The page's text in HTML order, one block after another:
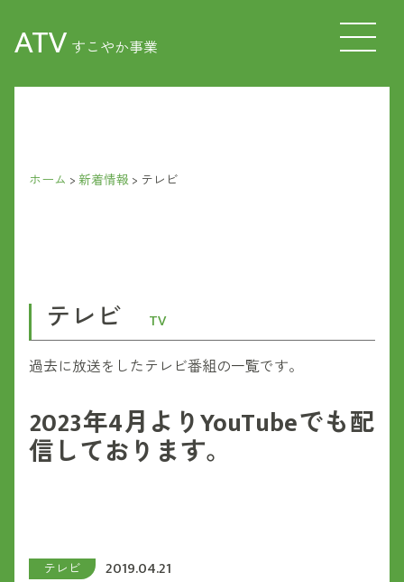
ATV すこやか事業
ホーム >新着情報> テレビ
テレビ
TV
過去に放送をしたテレビ番組の一覧です。
2023年4月よりYouTubeでも配
信しております。
テレビ 2019.04.21